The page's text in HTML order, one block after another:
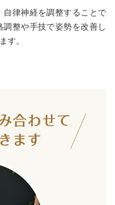
律神経を調整することで
整や手技で姿勢を改善し
す。